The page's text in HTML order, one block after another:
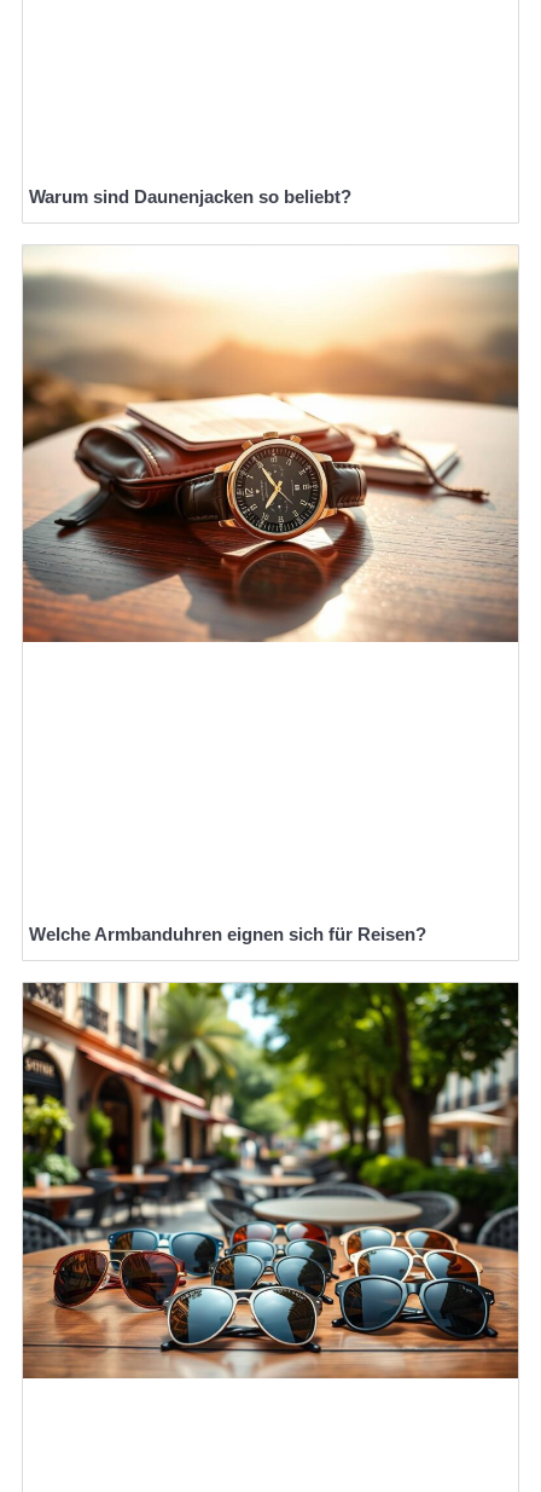
Warum sind Daunenjacken so beliebt?
Welche Armbanduhren eignen sich für Reisen?